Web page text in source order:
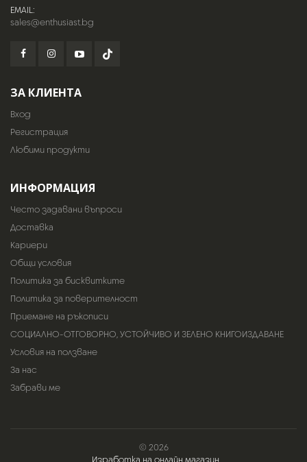
EMAIL:
sales@enthusiast.bg
ЗА КЛИЕНТА
Вход
Регистрация
Любими продукти
ИНФОРМАЦИЯ
Често задавани въпроси
Доставка
Кариери
Общи условия
Политика за бисквитките
Политика за поверителност
Приемане на ръкописи
СОЦИАЛНО-ОТГОВОРНО, УСТОЙЧИВО И ЗЕЛЕНО КНИГОИЗДАВАНЕ
Условия на ползване
За нас
Забрави ме
© 2026